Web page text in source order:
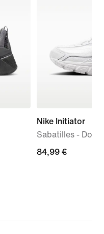
Nike Initiator
Sabatilles - Dona
84,99 €
84,99 €